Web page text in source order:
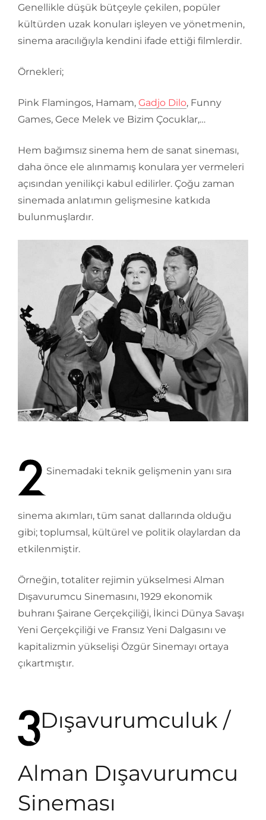
Genellikle düşük bütçeyle çekilen, popüler
kültürden uzak konuları işleyen ve yönetmenin,
sinema aracılığıyla kendini ifade ettiği filmlerdir.
Örnekleri;
Pink Flamingos, Hamam, Gadjo Dilo, Funny
Games, Gece Melek ve Bizim Çocuklar,…
Hem bağımsız sinema hem de sanat sineması,
daha önce ele alınmamış konulara yer vermeleri
açısından yenilikçi kabul edilirler. Çoğu zaman
sinemada anlatımın gelişmesine katkıda
bulunmuşlardır.
Sinemadaki teknik gelişmenin yanı sıra
sinema akımları, tüm sanat dallarında olduğu
gibi; toplumsal, kültürel ve politik olaylardan da
etkilenmiştir.
Örneğin, totaliter rejimin yükselmesi Alman
Dışavurumcu Sinemasını, 1929 ekonomik
buhranı Şairane Gerçekçiliği, İkinci Dünya Savaşı
Yeni Gerçekçiliği ve Fransız Yeni Dalgasını ve
kapitalizmin yükselişi Özgür Sinemayı ortaya
çıkartmıştır.
Dışavurumculuk /
Alman Dışavurumcu
Sineması